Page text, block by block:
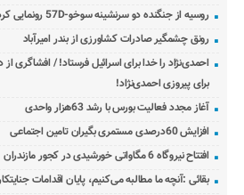
روسیه از جنگنده دو سرنشینه سوخو-57D رونمایی کرد
رونق چشمگیر صادرات کشاورزی از بندر امیرآباد
برای پیروزی احمدی‌نژاد!
آغاز مجدد فعالیت بورس با رشد 63هزار واحدی
افزایش 60درصدی مستمری بگیران تامین اجتماعی
افتتاح نیروگاه 6 مگاواتی خورشیدی در کجور مازندران
بقائی :آنچه ما مطالبه می‌کنیم، پایان اقدامات